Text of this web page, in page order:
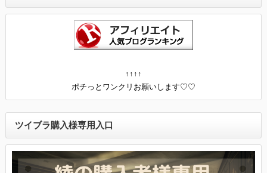
↑↑↑↑
ポチっとワンクリお願いします♡♡
ツイブラ購入様専用入口